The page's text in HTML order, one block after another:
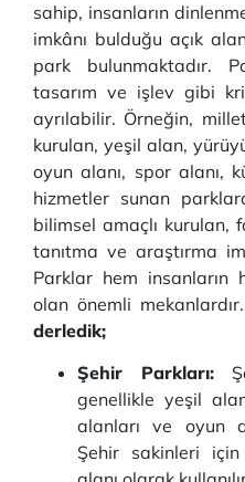
sahip, insanların
imkânı bulduğu açık
park bulunmaktadır.
tasarım ve işlev gibi
ayrılabilir. Örneğin,
kurulan, yeşil alan,
oyun alanı, spor alanı,
hizmetler sunan
bilimsel amaçlı kurulan,
tanıtma ve araştırma
Parklar hem insanların
olan önemli mekanlardır.
derledik;
Şehir Parkları:
genellikle yeşil
alanları ve oyun
Şehir sakinleri